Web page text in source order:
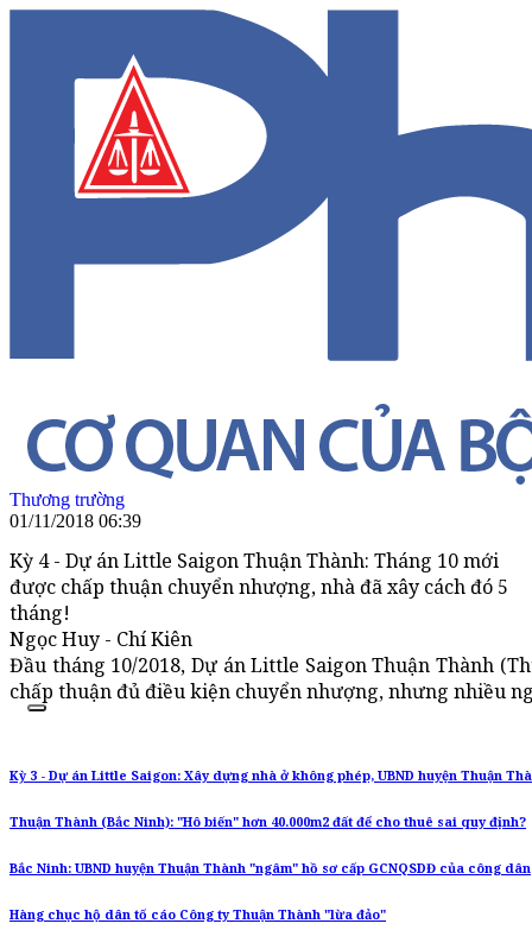
Thương trường
01/11/2018 06:39
Kỳ 4 - Dự án Little Saigon Thuận Thành: Tháng 10 mới
được chấp thuận chuyển nhượng, nhà đã xây cách đó 5
tháng!
Ngọc Huy - Chí Kiên
Đầu tháng 10/2018, Dự án Little Saigon Thuận Thành
chấp thuận đủ điều kiện chuyển nhượng, nhưng nhiều
Kỳ 3 - Dự án Little Saigon: Xây dựng nhà ở không phép, UBND huyện Thuận
Thuận Thành (Bắc Ninh): "Hô biến" hơn 40.000m2 đất để cho thuê sai quy định?
Bắc Ninh: UBND huyện Thuận Thành "ngâm" hồ sơ cấp GCNQSDĐ của công dân
Hàng chục hộ dân tố cáo Công ty Thuận Thành "lừa đảo"